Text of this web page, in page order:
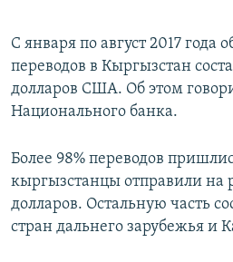
С января по август 2017
переводов в Кыргызстан
долларов США. Об этом
Национального банка.
Более 98% переводов
кыргызстанцы отправили на
долларов. Остальную часть
стран дальнего зарубежья и